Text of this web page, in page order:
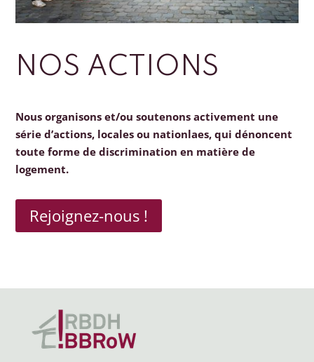
NOS ACTIONS
Nous organisons et/ou soutenons activement une
série d’actions, locales ou nationlaes, qui dénoncent
toute forme de discrimination en matière de
logement.
Rejoignez-nous !